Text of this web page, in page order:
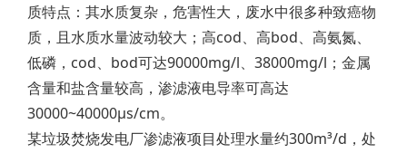
质特点：其水质复杂，危害性大，废水中很多种致癌物
质，且水质水量波动较大；高cod、高bod、高氨氮、
低磷，cod、bod可达90000mg/l、38000mg/l；金属
含量和盐含量较高，渗滤液电导率可高达
30000~40000μs/cm。
某垃圾焚烧发电厂渗滤液项目处理水量约300m³/d，处